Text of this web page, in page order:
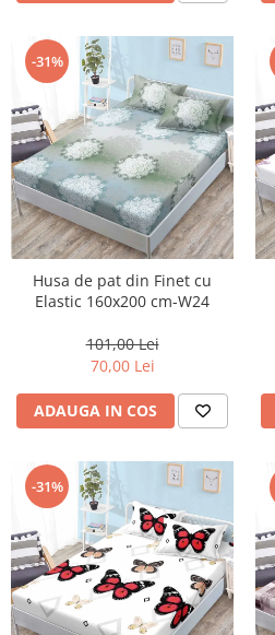
-31%
Husa de pat din Finet cu
Elastic 160x200 cm-W24
101,00 Lei
70,00 Lei
ADAUGA IN COS
-31%